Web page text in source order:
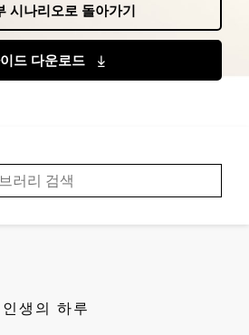
시나리오로 돌아가기
드 다운로드
인생의 하루